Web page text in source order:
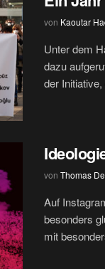
von Kaoutar
Unter dem
dazu
der
von Thomas
Auf
besonders
mit